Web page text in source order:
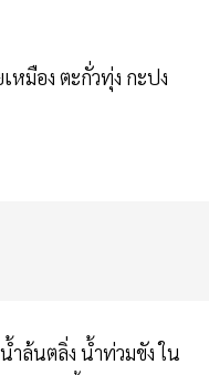
หมือง ตะกั่วทุ่ง กะปง
ำล้นตลิ่ง น้ำท่วมขัง ใน